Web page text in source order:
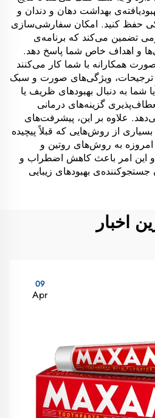
بهداشت دهان و دندان و
حفظ کنید. امکان سفارشی‌سازی
تضمین می‌کند که برنامه‌ی
و اهداف خاص شما پاسخ دهد.
همکارانه با شما کار می‌کنند
ترجیحات، ویژگی‌های صورت و سبک
شما به دنبال بهبودهای ظریف یا
گزینه‌های درمانی
علاوه بر این، پیشرفت‌های
از روش‌هایی که قبلاً پیچیده
امروزه به روش‌های روتین و
و این امر باعث کاهش اضطراب و
بهبودهای زیبایی
اخبار
09
Apr